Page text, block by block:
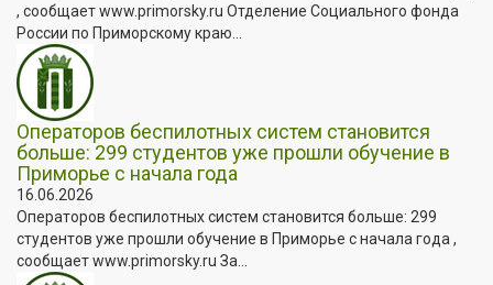
, сообщает www.primorsky.ru Отделение Социального фонда
России по Приморскому краю...
Операторов беспилотных систем становится
больше: 299 студентов уже прошли обучение в
Приморье с начала года
16.06.2026
Операторов беспилотных систем становится больше: 299
студентов уже прошли обучение в Приморье с начала года ,
сообщает www.primorsky.ru За...